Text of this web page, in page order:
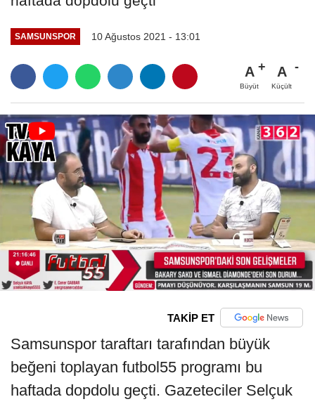
SAMSUNSPOR 10 Ağustos 2021 - 13:01
A
Büyüt
A
Küçült
TAKİP ET
Samsunspor taraftarı tarafından büyük
beğeni toplayan futbol55 programı bu
haftada dopdolu geçti. Gazeteciler Selçuk